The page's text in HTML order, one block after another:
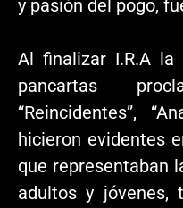
y pasión del pogo,
Al finalizar I.R.A
pancartas
“Reincidentes”,
hicieron evidentes
que representaban
adultos y jóvenes,